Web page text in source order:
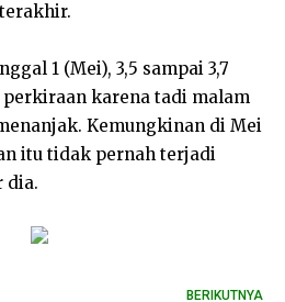
1 (Mei), 3,5 sampai 3,7
karena tadi malam
Kemungkinan di Mei
itu tidak pernah terjadi
dia.
BERIKUTNYA